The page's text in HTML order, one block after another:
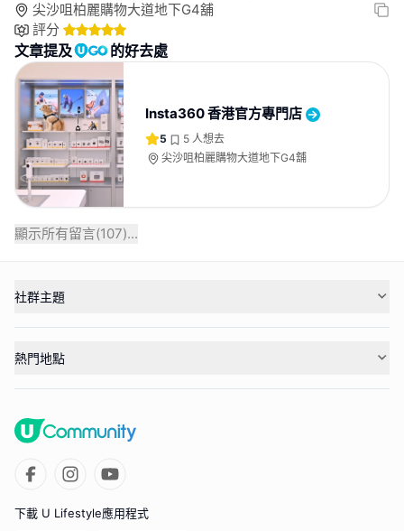
尖沙咀柏麗購物大道地下G4舖
評分
文章提及 的好去處
Insta360 香港官方專門店
5 5 人想去
尖沙咀柏麗購物大道地下G4舖
顯示所有留言(107)...
社群主題
熱門地點
下載 U Lifestyle應用程式